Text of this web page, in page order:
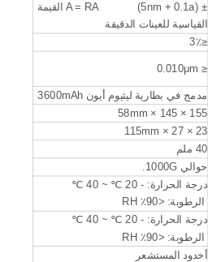
± (5nm + 0.1a) A = RA القيمة
القياسية للعينات الدقيقة
≤3٪
≤ 0.010μm
مدمج في بطارية ليثيوم أيون 3600mAh
155 × 145 × 58mm
23 × 27 × 115mm
40 ملم
حوالي 1000G.
درجة الحرارة: - 20 ℃ ~ 40 ℃
الرطوبة: <90٪ RH
درجة الحرارة: - 20 ℃ ~ 40 ℃
الرطوبة: <90٪ RH
أخدود المستشعر